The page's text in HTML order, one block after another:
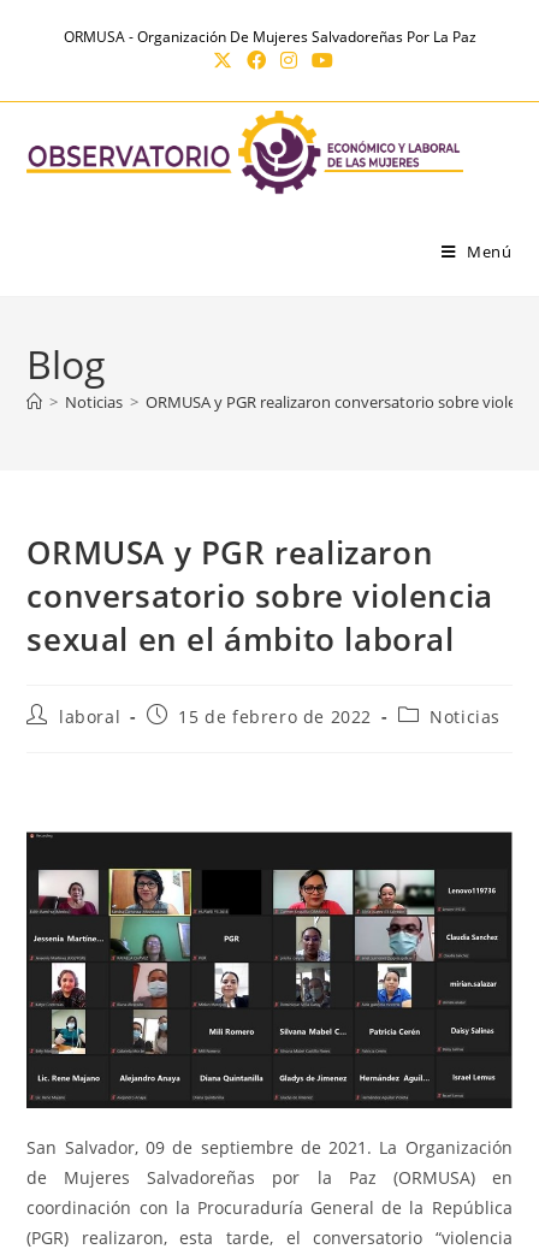
ORMUSA - Organización De Mujeres Salvadoreñas Por La Paz
Menú
Blog
> Noticias > ORMUSA y PGR realizaron conversatorio sobre
ORMUSA y PGR realizaron
conversatorio sobre violencia
sexual en el ámbito laboral
Autorlaboral
Publicación
15 de febrero de 2022
Categoría
Noticias
San Salvador, 09 de septiembre de 2021. La Organización
de Mujeres Salvadoreñas por la Paz (ORMUSA) en
coordinación con la Procuraduría General de la República
(PGR) realizaron, esta tarde, el conversatorio “violencia